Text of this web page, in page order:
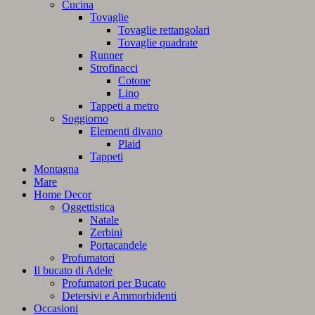
Cucina
Tovaglie
Tovaglie rettangolari
Tovaglie quadrate
Runner
Strofinacci
Cotone
Lino
Tappeti a metro
Soggiorno
Elementi divano
Plaid
Tappeti
Montagna
Mare
Home Decor
Oggettistica
Natale
Zerbini
Portacandele
Profumatori
Il bucato di Adele
Profumatori per Bucato
Detersivi e Ammorbidenti
Occasioni